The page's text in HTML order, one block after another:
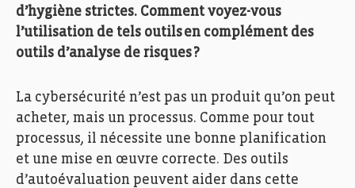
d’hygiène strictes. Comment voyez-vous
l’utilisation de tels outils en complément des
outils d’analyse de risques ?
La cybersécurité n’est pas un produit qu’on peut
acheter, mais un processus. Comme pour tout
processus, il nécessite une bonne planification
et une mise en œuvre correcte. Des outils
d’autoévaluation peuvent aider dans cette